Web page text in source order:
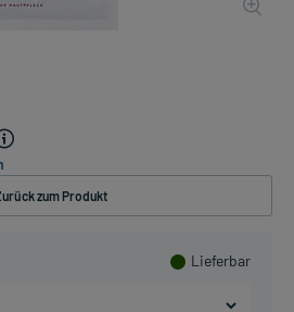
zum Produkt
Lieferbar